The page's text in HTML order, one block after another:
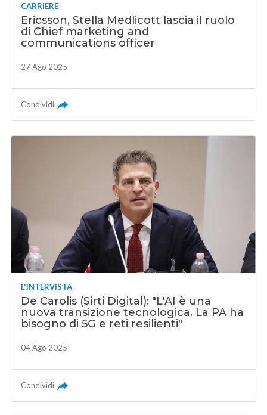
CARRIERE
Ericsson, Stella Medlicott lascia il ruolo
di Chief marketing and
communications officer
27 Ago 2025
Condividi
L'INTERVISTA
De Carolis (Sirti Digital): "L'AI è una
nuova transizione tecnologica. La PA ha
bisogno di 5G e reti resilienti"
04 Ago 2025
Condividi